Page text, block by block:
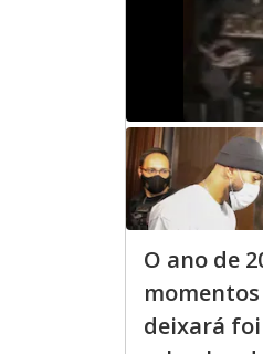
O ano de
deixará